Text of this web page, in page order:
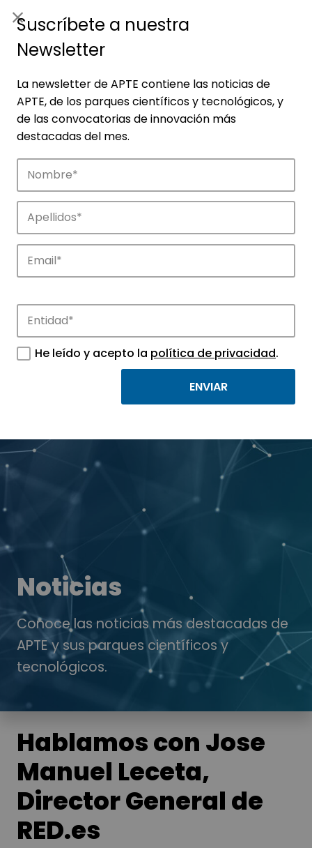
Noticias
Conoce las noticias más destacadas de
APTE y sus parques científicos y
tecnológicos.
Hablamos con Jose
Manuel Leceta,
Director General de
RED.es
Suscríbete a nuestra
Newsletter
La newsletter de APTE contiene las noticias de
APTE, de los parques científicos y tecnológicos, y
de las convocatorias de innovación más
destacadas del mes.
He leído y acepto la política de privacidad.